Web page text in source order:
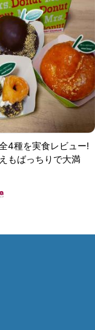
4種を実食レビュー!
もばっちりで大満